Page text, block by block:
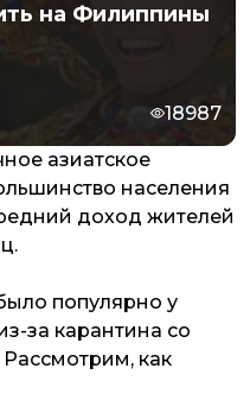
на Филиппины
18987
азиатское
населения
доход жителей
популярно у
за карантина со
как